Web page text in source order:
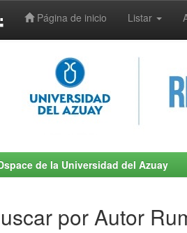
Página de inicio Listar
de la Universidad del Azuay
por Autor